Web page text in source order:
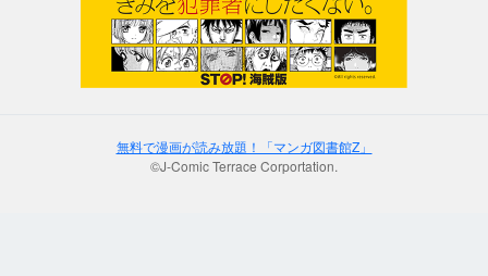
無料で漫画が読み放題！「マンガ図書館Z」
©J-Comic Terrace Corportation.